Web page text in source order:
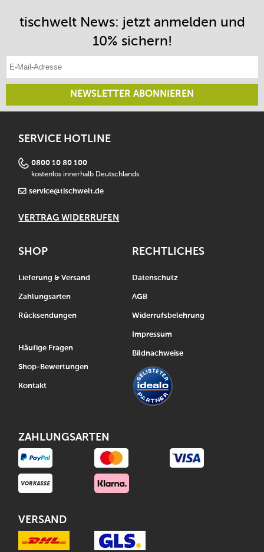
tischwelt News: jetzt anmelden und
10% sichern!
NEWSLETTER ABONNIEREN
SERVICE HOTLINE
0800 10 80 100
kostenlos innerhalb Deutschlands
service@tischwelt.de
VERTRAG WIDERRUFEN
SHOP
Lieferung & Versand
Zahlungsarten
Rücksendungen
Häufige Fragen
Shop-Bewertungen
Kontakt
RECHTLICHES
Datenschutz
AGB
Widerrufsbelehrung
Impressum
Bildnachweise
ZAHLUNGSARTEN
VERSAND